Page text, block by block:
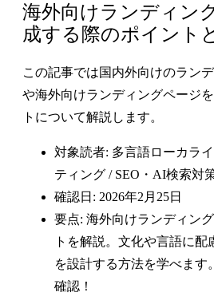
海外向けランディン
成する際のポイント
この記事では国内外向けのラン
や海外向けランディングページ
トについて解説します。
対象読者: 多言語ローカラ
ティング / SEO・AI検索対
確認日: 2026年2月25日
要点: 海外向けランディン
トを解説。文化や言語に
を設計する方法を学べます
確認！